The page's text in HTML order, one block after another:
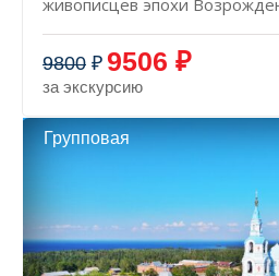
живописцев эпохи
9800 ₽ 9506 ₽
за экскурсию
Групповая